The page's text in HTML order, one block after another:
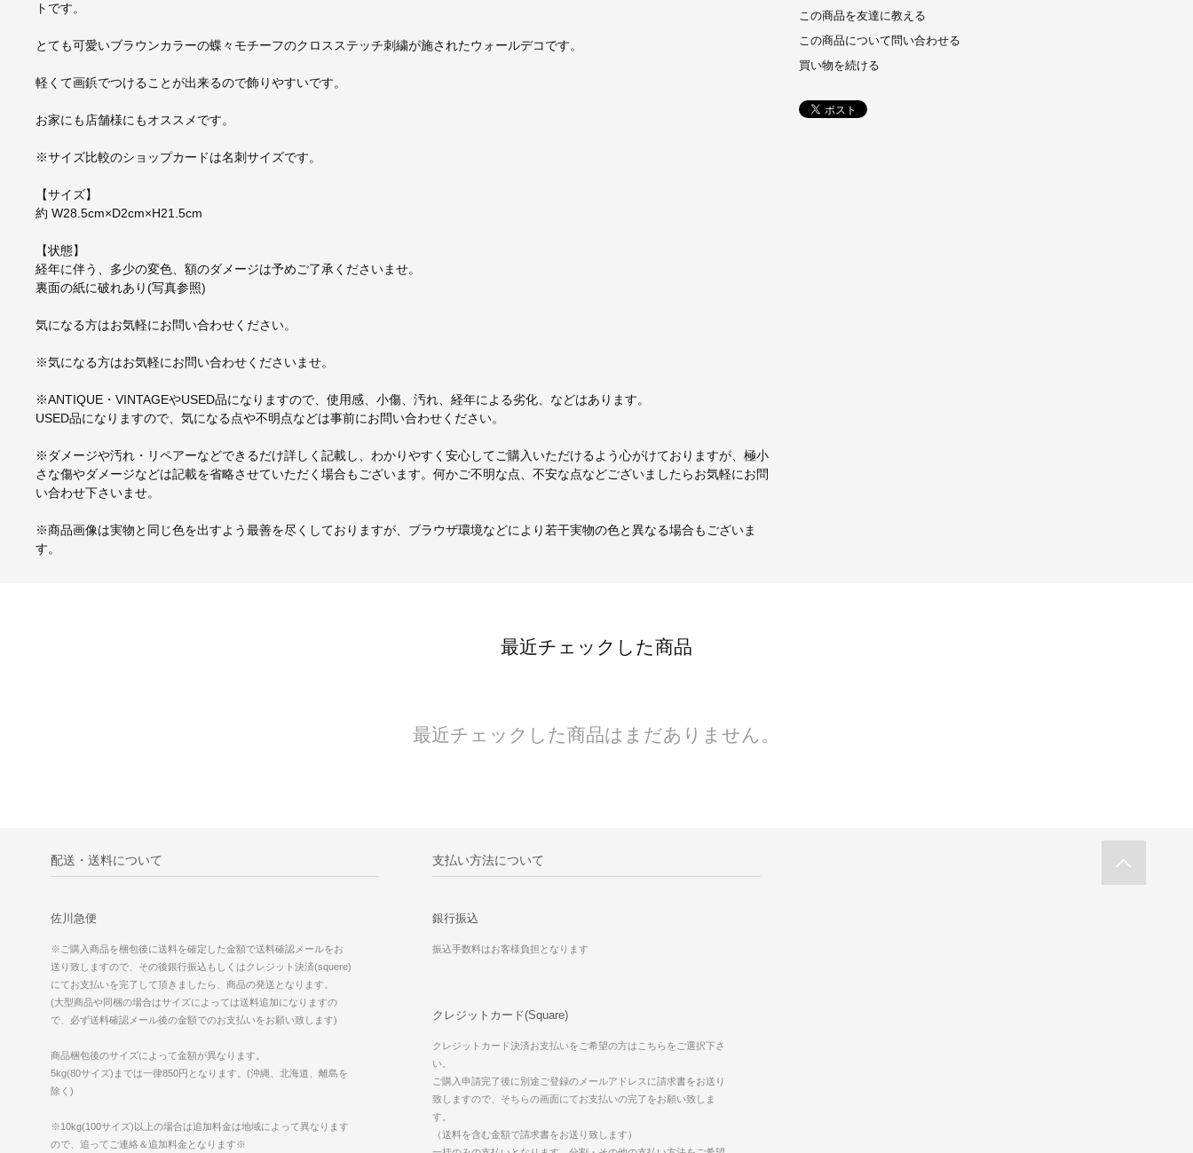
トです。
とても可愛いブラウンカラーの蝶々モチーフのクロスステッチ刺繍が施されたウォールデコです。
軽くて画鋲でつけることが出来るので飾りやすいです。
お家にも店舗様にもオススメです。
※サイズ比較のショップカードは名刺サイズです。
【サイズ】
約 W28.5cm×D2cm×H21.5cm
【状態】
経年に伴う、多少の変色、額のダメージは予めご了承くださいませ。
裏面の紙に破れあり(写真参照)
気になる方はお気軽にお問い合わせください。
※気になる方はお気軽にお問い合わせくださいませ。
※ANTIQUE・VINTAGEやUSED品になりますので、使用感、小傷、汚れ、経年による劣化、などはあります。
USED品になりますので、気になる点や不明点などは事前にお問い合わせください。
※ダメージや汚れ・リペアーなどできるだけ詳しく記載し、わかりやすく安心してご購入いただけるよう心がけておりますが、極小
さな傷やダメージなどは記載を省略させていただく場合もございます。何かご不明な点、不安な点などございましたらお気軽にお問
い合わせ下さいませ。
※商品画像は実物と同じ色を出すよう最善を尽くしておりますが、ブラウザ環境などにより若干実物の色と異なる場合もございま
す。
この商品を友達に教える
この商品について問い合わせる
買い物を続ける
最近チェックした商品
最近チェックした商品はまだありません。
配送・送料について
佐川急便
※ご購入商品を梱包後に送料を確定した金額で送料確認メールをお
送り致しますので、その後銀行振込もしくはクレジット決済(squere)
にてお支払いを完了して頂きましたら、商品の発送となります。
(大型商品や同梱の場合はサイズによっては送料追加になりますの
で、必ず送料確認メール後の金額でのお支払いをお願い致します)
商品梱包後のサイズによって金額が異なります。
5kg(80サイズ)までは一律850円となります。(沖縄、北海道、離島を
除く)
※10kg(100サイズ)以上の場合は追加料金は地域によって異なります
ので、追ってご連絡＆追加料金となります※
支払い方法について
銀行振込
振込手数料はお客様負担となります
クレジットカード(Square)
クレジットカード決済お支払いをご希望の方はこちらをご選択下さ
い。
ご購入申請完了後に別途ご登録のメールアドレスに請求書をお送り
致しますので、そちらの画面にてお支払いの完了をお願い致しま
す。
（送料を含む金額で請求書をお送り致します）